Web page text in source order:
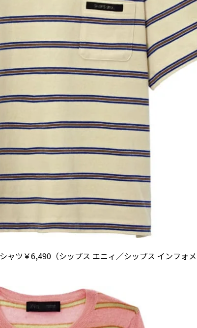
ャツ￥6,490（シップス エニィ／シップス インフォ